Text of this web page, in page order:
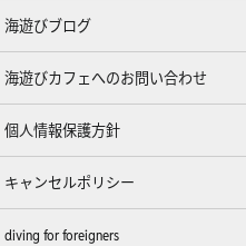
海遊びブログ
海遊びカフェへのお問い合わせ
個人情報保護方針
キャンセルポリシー
diving for foreigners